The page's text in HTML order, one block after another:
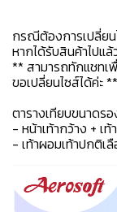
กรณีต้องการเปลี่ย
หากได้รับสินค้าไปแ
** สามารถทักแชทเ
ขอเปลี่ยนไซส์ได้ค่ะ **
ตารางเทียบขนาดร
- หน้าเท้ากว้าง + เ
- เท้าผอมเท้าปกติเ